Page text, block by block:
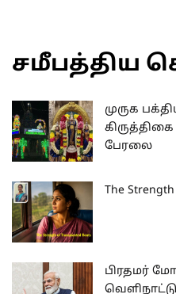
சமீபத்திய
முருக
கிருத்திகை
பேரலை
The
பிரதமர்